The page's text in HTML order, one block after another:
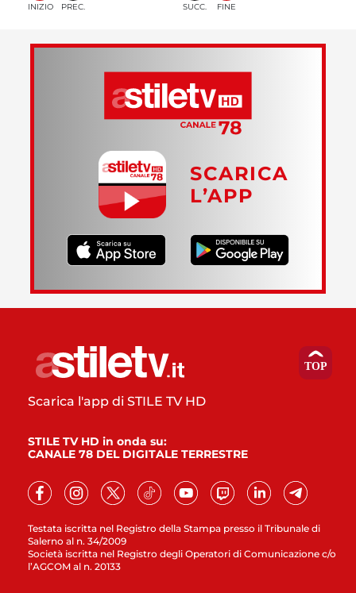
INIZIO PREC. SUCC. FINE
SCARICA
L’APP
Testata iscritta nel Registro della Stampa presso il Tribunale di
Salerno al n. 34/2009
Società iscritta nel Registro degli Operatori di Comunicazione c/o
l’AGCOM al n. 20133
Scarica l'app di STILE TV HD
STILE TV HD in onda su:
CANALE 78 DEL DIGITALE TERRESTRE